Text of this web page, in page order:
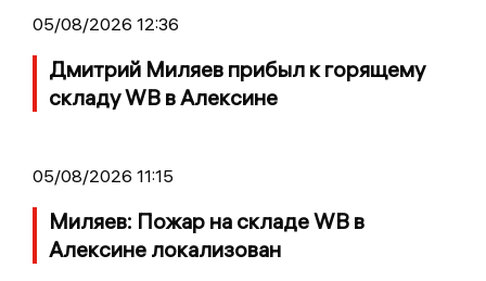
05/08/2026 12:36
Дмитрий Миляев прибыл к горящему
складу WB в Алексине
05/08/2026 11:15
Миляев: Пожар на складе WB в
Алексине локализован